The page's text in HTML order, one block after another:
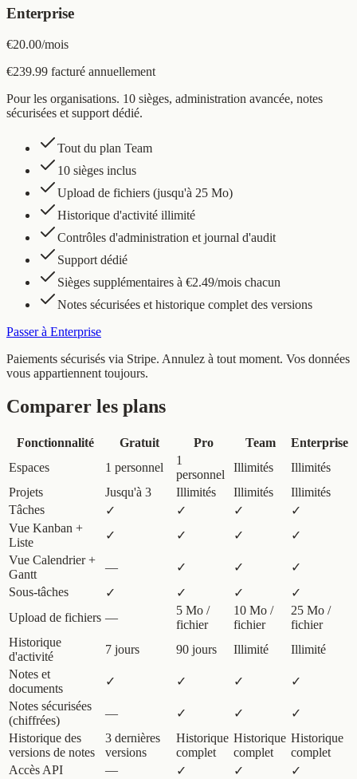
Enterprise
€20.00/mois
€239.99 facturé annuellement
Pour les organisations. 10 sièges, administration avancée, notes
sécurisées et support dédié.
Tout du plan Team
10 sièges inclus
Upload de fichiers (jusqu'à 25 Mo)
Historique d'activité illimité
Contrôles d'administration et journal d'audit
Support dédié
Sièges supplémentaires à €2.49/mois chacun
Notes sécurisées et historique complet des versions
Passer à Enterprise
Paiements sécurisés via Stripe. Annulez à tout moment. Vos données
vous appartiennent toujours.
Comparer les plans
Fonctionnalité Gratuit Pro Team
Enterprise
Espaces
1 personnel
1
personnel
Illimités
Illimités
Projets
Jusqu'à 3 Illimités Illimités
Illimités
Tâches
✓ ✓ ✓
✓
Vue Kanban +
Liste
✓ ✓ ✓
✓
Vue Calendrier +
Gantt
— ✓ ✓
✓
Sous-tâches
✓ ✓ ✓
✓
Upload de fichiers —
5 Mo /
fichier
10 Mo /
fichier
25 Mo /
fichier
Historique
d'activité
7 jours 90 jours Illimité
Illimité
Notes et
documents
✓ ✓ ✓
✓
Notes sécurisées
(chiffrées)
— ✓ ✓
✓
Historique des
versions de notes
3 dernières
versions
Historique
complet
Historique
complet
Historique
complet
Accès API
— ✓ ✓
✓